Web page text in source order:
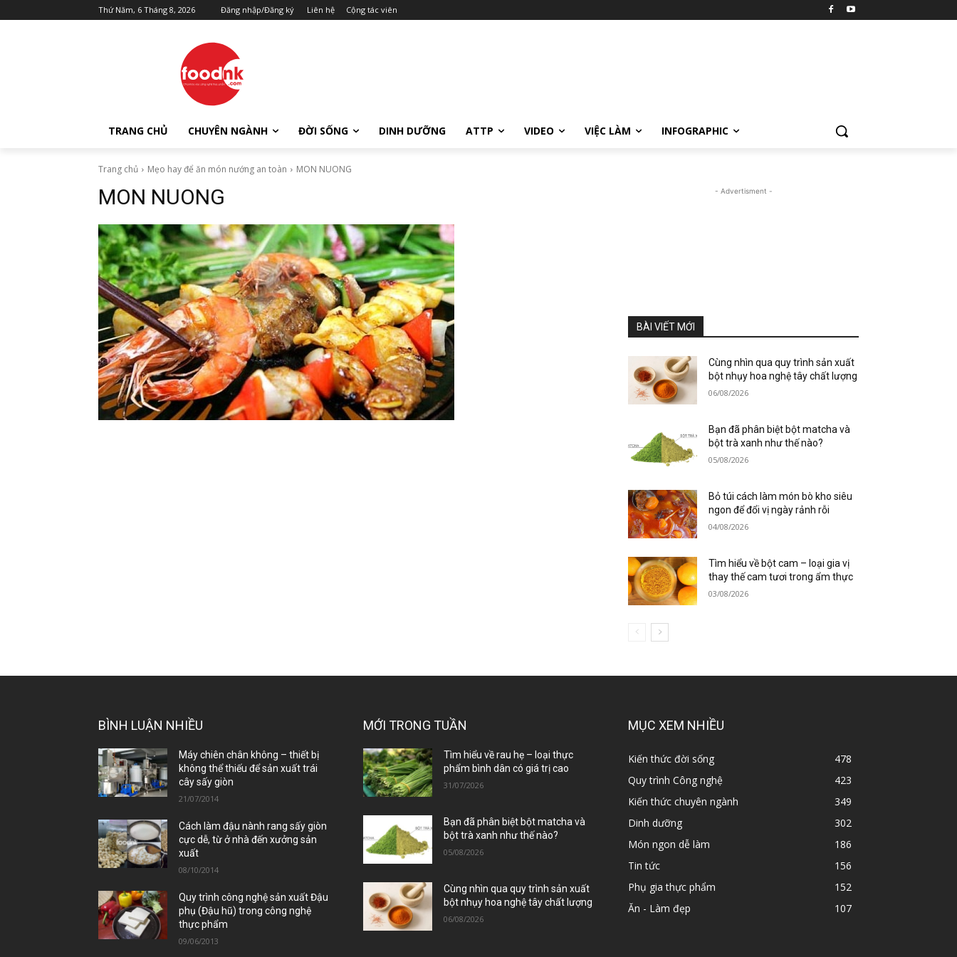
Thứ Năm, 6 Tháng 8, 2026 Đăng nhập/Đăng ký Liên hệ Cộng tác viên
TRANG CHỦ CHUYÊN NGÀNH ĐỜI SỐNG DINH DƯỠNG ATTP VIDEO VIỆC LÀM INFOGRAPHIC
Trang chủ Mẹo hay để ăn món nướng an toàn MON NUONG
MON NUONG - Advertisment -
BÀI VIẾT MỚI
Cùng nhìn qua quy trình sản xuất
bột nhụy hoa nghệ tây chất lượng
06/08/2026
Bạn đã phân biệt bột matcha và
bột trà xanh như thế nào?
05/08/2026
Bỏ túi cách làm món bò kho siêu
ngon để đổi vị ngày rảnh rỗi
04/08/2026
Tìm hiểu về bột cam – loại gia vị
thay thế cam tươi trong ẩm thực
03/08/2026
BÌNH LUẬN NHIỀU
Máy chiên chân không – thiết bị
không thể thiếu để sản xuất trái
cây sấy giòn
21/07/2014
Cách làm đậu nành rang sấy giòn
cực dễ, từ ở nhà đến xưởng sản
xuất
08/10/2014
Quy trình công nghệ sản xuất Đậu
phụ (Đậu hũ) trong công nghệ
thực phẩm
09/06/2013
MỚI TRONG TUẦN
Tìm hiểu về rau hẹ – loại thực
phẩm bình dân có giá trị cao
31/07/2026
Bạn đã phân biệt bột matcha và
bột trà xanh như thế nào?
05/08/2026
Cùng nhìn qua quy trình sản xuất
bột nhụy hoa nghệ tây chất lượng
06/08/2026
MỤC XEM NHIỀU
Kiến thức đời sống
478
Quy trình Công nghệ
423
Kiến thức chuyên ngành
349
Dinh dưỡng
302
Món ngon dễ làm
186
Tin tức
156
Phụ gia thực phẩm
152
Ăn - Làm đẹp
107